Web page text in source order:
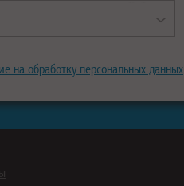
на обработку персональных данных